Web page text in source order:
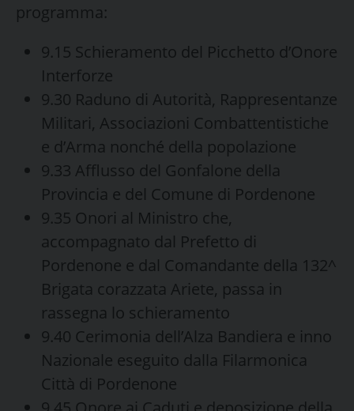
programma:
9.15 Schieramento del Picchetto d’Onore
Interforze
9.30 Raduno di Autorità, Rappresentanze
Militari, Associazioni Combattentistiche
e d’Arma nonché della popolazione
9.33 Afflusso del Gonfalone della
Provincia e del Comune di Pordenone
9.35 Onori al Ministro che,
accompagnato dal Prefetto di
Pordenone e dal Comandante della 132^
Brigata corazzata Ariete, passa in
rassegna lo schieramento
9.40 Cerimonia dell’Alza Bandiera e inno
Nazionale eseguito dalla Filarmonica
Città di Pordenone